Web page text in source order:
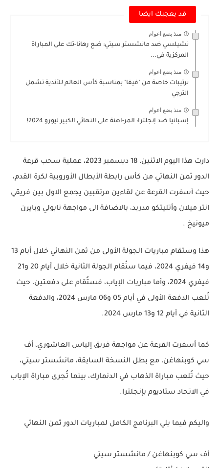
قد يعجبك ايضا
منذ بضع اعوام
تشيلسي ضد مانشستر سيتي: ضع رهانا-تك على المباراة
المركزية في...
منذ بضع اعوام
ترتيبات خاصة من "فيفا" بمناسبة كأس العالم للأندية تشمل
الترجي
منذ بضع اعوام
إسبانيا ضد إنجلترا: المر-اهنة على النهائي الكبير ليورو 2024!
دارت هذا اليوم الاثنين، 18 ديسمبر 2023، عملية سحب قرعة
الدور ثمن النهائي من كأس رابطة الأبطال الأوروبية لكرة القدم،
حيث أسفرت القرعة عن لقاءين مرتقبين يجمع الاول بين فريقي
انتر ميلان وأتليتكو مدريد، بالاضافة الى مواجهة نابولي وبايرن
ميونيخ .
هذا وستقام مباريات الجولة الأولى من ثمن النهائي خلال أيام 13
و14 فيفري 2024، فيما ستُقام الجولة الثانية خلال أيام 20 و21
فيفري 2024، وأما مباريات الإياب، فستُقام على دفعتين، حيث
تُلعب الدفعة الأولى في أيام 05 و06 مارس 2024، والدفعة
الثانية في أيام 12 و13 مارس 2024.
كما أسفرت القرعة عن مواجهة فريق إلياس العاشوري، أف
سي كوبنهاغن، مع بطل النسخة السابقة، مانشستر سيتي،
حيث تُلعب مباراة الذهاب في الدنمارك، بينما تُجرى مباراة الإياب
في الاتحاد ستاديوم بإنجلترا.
واليكم فيما يلي البرنامج الكامل لمباريات الدور ثمن النهائي
أف سي كوبنهاغن / مانشستر سيتي